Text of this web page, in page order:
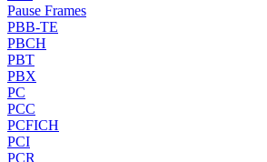
Pause Frames
PBB-TE
PBCH
PBT
PBX
PC
PCC
PCFICH
PCI
PCR